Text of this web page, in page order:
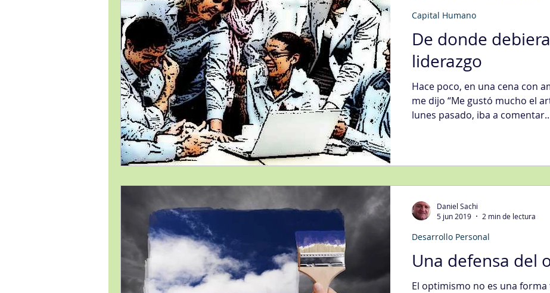
De donde
liderazgo
Hace poco, en una cena con
me dijo “Me gustó mucho el
lunes pasado, iba a
Capital Humano
Una defensa del
El optimismo no es una
Desarrollo Personal
Daniel Sachi
5 jun 2019
2 min de lectura